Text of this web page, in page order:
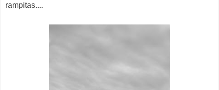
rampitas....